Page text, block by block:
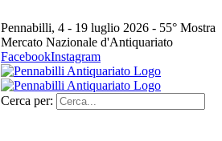
Pennabilli, 4 - 19 luglio 2026 - 55° Mostra
Mercato Nazionale d'Antiquariato
FacebookInstagram
Cerca per: